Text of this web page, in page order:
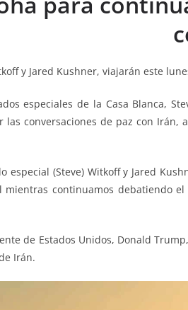
p g m tir
y Jared Kushner, viajarán este
especiales de la Casa Blanca,
las conversaciones de paz con Irán,
especial (Steve) Witkoff y Jared
mientras continuamos debatiendo el
de Estados Unidos, Donald
Irán.